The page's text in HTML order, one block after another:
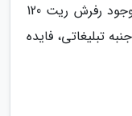
دارها به آن می رسند. به همین دلیل وجود رفرش ریت 120
تبلیغاتی، فایده